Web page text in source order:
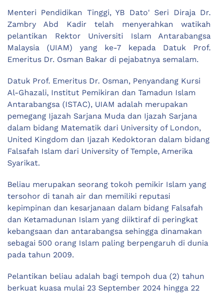
Menteri Pendidikan Tinggi, YB Dato' Seri Diraja Dr.
Zambry Abd Kadir telah menyerahkan watikah
pelantikan Rektor Universiti Islam Antarabangsa
Malaysia (UIAM) yang ke-7 kepada Datuk Prof.
Emeritus Dr. Osman Bakar di pejabatnya semalam.
Datuk Prof. Emeritus Dr. Osman, Penyandang Kursi
Al-Ghazali, Institut Pemikiran dan Tamadun Islam
Antarabangsa (ISTAC), UIAM adalah merupakan
pemegang Ijazah Sarjana Muda dan Ijazah Sarjana
dalam bidang Matematik dari University of London,
United Kingdom dan Ijazah Kedoktoran dalam bidang
Falsafah Islam dari University of Temple, Amerika
Syarikat.
Beliau merupakan seorang tokoh pemikir Islam yang
tersohor di tanah air dan memiliki reputasi
kepimpinan dan kesarjanaan dalam bidang Falsafah
dan Ketamadunan Islam yang diiktiraf di peringkat
kebangsaan dan antarabangsa sehingga dinamakan
sebagai 500 orang Islam paling berpengaruh di dunia
pada tahun 2009.
Pelantikan beliau adalah bagi tempoh dua (2) tahun
berkuat kuasa mulai 23 September 2024 hingga 22